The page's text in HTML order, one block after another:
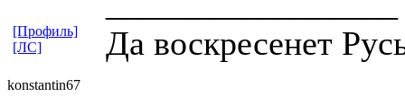
Да воскресенет
[Профиль]
[ЛС]
konstantin67